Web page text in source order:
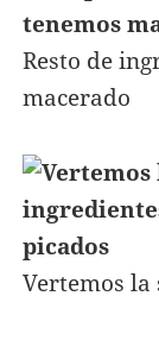
Resto de
macerado
Vertemos la